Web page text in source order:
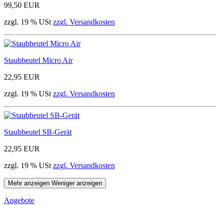
99,50 EUR
zzgl. 19 % USt zzgl. Versandkosten
Staubbeutel Micro Air
22,95 EUR
zzgl. 19 % USt zzgl. Versandkosten
Staubbeutel SB-Gerät
22,95 EUR
zzgl. 19 % USt zzgl. Versandkosten
Mehr anzeigen Weniger anzeigen
Angebote